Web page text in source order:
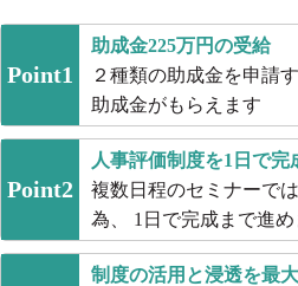
Point1
助成金225万円の受給
２種類の助成金を申請
助成金がもらえます
Point2
人事評価制度を1日で完
複数日程のセミナーで
為、 1日で完成まで進め
制度の活用と浸透を最